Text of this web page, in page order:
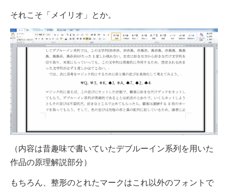
それこそ「メイリオ」とか。
（内容は昔趣味で書いていたデブルーイン系列を用いた
作品の原理解説部分）
もちろん、整形のとれたマークはこれ以外のフォントで